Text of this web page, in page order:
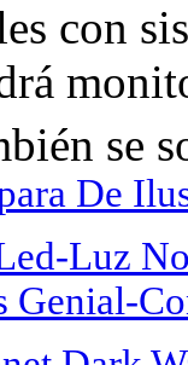
con
se
De
Luz
Genial-